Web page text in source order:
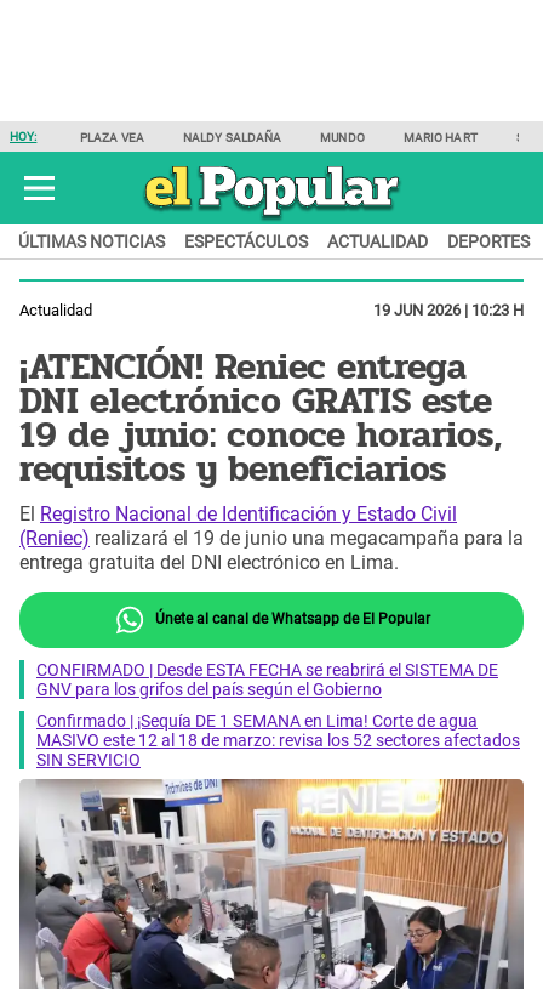
HOY: PLAZA VEA NALDY SALDAÑA MUNDO MARIO HART
ÚLTIMAS NOTICIAS ESPECTÁCULOS ACTUALIDAD DEPORTES
Actualidad 19 JUN 2026 | 10:23 H
¡ATENCIÓN! Reniec entrega
DNI electrónico GRATIS este
19 de junio: conoce horarios,
requisitos y beneficiarios
El Registro Nacional de Identificación y Estado Civil
(Reniec) realizará el 19 de junio una megacampaña para la
entrega gratuita del DNI electrónico en Lima.
Únete al canal de Whatsapp de El Popular
CONFIRMADO | Desde ESTA FECHA se reabrirá el SISTEMA DE
GNV para los grifos del país según el Gobierno
Confirmado | ¡Sequía DE 1 SEMANA en Lima! Corte de agua
MASIVO este 12 al 18 de marzo: revisa los 52 sectores afectados
SIN SERVICIO